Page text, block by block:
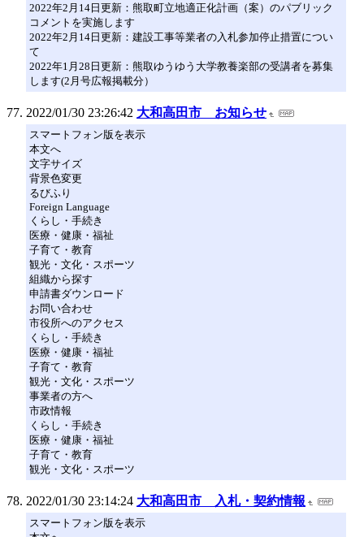
2022年2月14日更新：熊取町立地適正化計画（案）のパブリック
コメントを実施します
2022年2月14日更新：建設工事等業者の入札参加停止措置につい
て
2022年1月28日更新：熊取ゆうゆう大学教養楽部の受講者を募集
します(2月号広報掲載分）
2022/01/30 23:26:42 大和高田市 お知らせ
スマートフォン版を表示
本文へ
文字サイズ
背景色変更
るびふり
Foreign Language
くらし・手続き
医療・健康・福祉
子育て・教育
観光・文化・スポーツ
組織から探す
申請書ダウンロード
お問い合わせ
市役所へのアクセス
くらし・手続き
医療・健康・福祉
子育て・教育
観光・文化・スポーツ
事業者の方へ
市政情報
くらし・手続き
医療・健康・福祉
子育て・教育
観光・文化・スポーツ
2022/01/30 23:14:24 大和高田市 入札・契約情報
スマートフォン版を表示